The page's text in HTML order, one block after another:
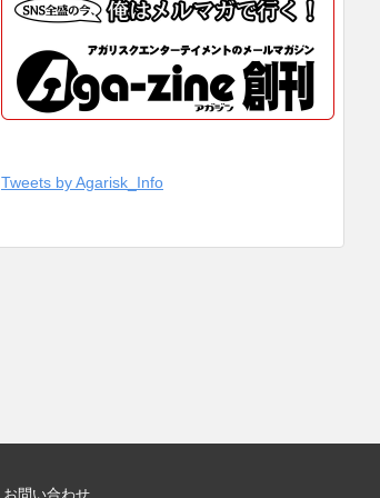
Tweets by Agarisk_Info
お問い合わせ